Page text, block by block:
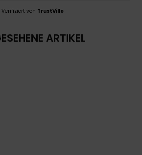
Verifiziert von TrustVille
ARTIKEL